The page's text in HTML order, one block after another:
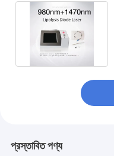
প্রস্তাবিত পণ্য